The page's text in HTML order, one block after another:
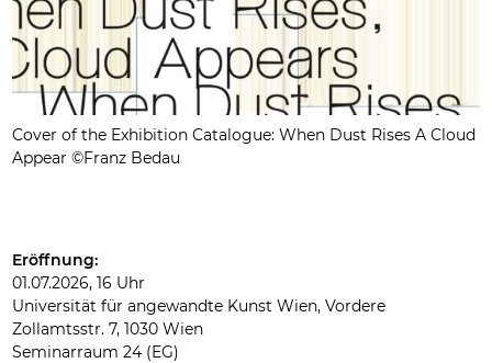
Cover of the Exhibition Catalogue: When Dust Rises A Cloud
Appear ©Franz Bedau
Eröffnung:
01.07.2026, 16 Uhr
Universität für angewandte Kunst Wien, Vordere
Zollamtsstr. 7, 1030 Wien
Seminarraum 24 (EG)